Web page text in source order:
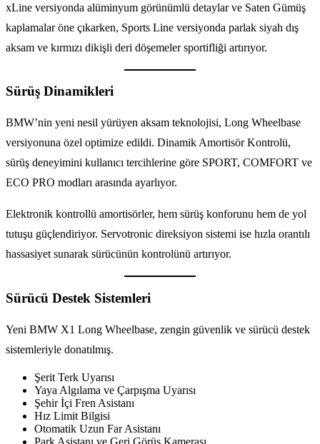
xLine versiyonda alüminyum görünümlü detaylar ve Saten Gümüş
kaplamalar öne çıkarken, Sports Line versiyonda parlak siyah dış
aksam ve kırmızı dikişli deri döşemeler sportifliği artırıyor.
Sürüş Dinamikleri
BMW’nin yeni nesil yürüyen aksam teknolojisi, Long Wheelbase
versiyonuna özel optimize edildi. Dinamik Amortisör Kontrolü,
sürüş deneyimini kullanıcı tercihlerine göre SPORT, COMFORT ve
ECO PRO modları arasında ayarlıyor.
Elektronik kontrollü amortisörler, hem sürüş konforunu hem de yol
tutuşu güçlendiriyor. Servotronic direksiyon sistemi ise hızla orantılı
hassasiyet sunarak sürücünün kontrolünü artırıyor.
Sürücü Destek Sistemleri
Yeni BMW X1 Long Wheelbase, zengin güvenlik ve sürücü destek
sistemleriyle donatılmış.
Şerit Terk Uyarısı
Yaya Algılama ve Çarpışma Uyarısı
Şehir İçi Fren Asistanı
Hız Limit Bilgisi
Otomatik Uzun Far Asistanı
Park Asistanı ve Geri Görüş Kamerası